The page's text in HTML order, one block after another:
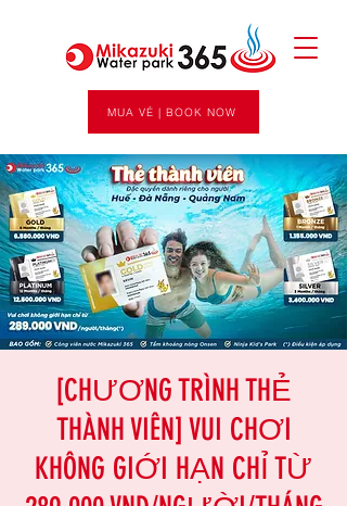
MUA VÉ | BOOK NOW
[CHƯƠNG TRÌNH THẺ
THÀNH VIÊN] VUI CHƠI
KHÔNG GIỚI HẠN CHỈ TỪ